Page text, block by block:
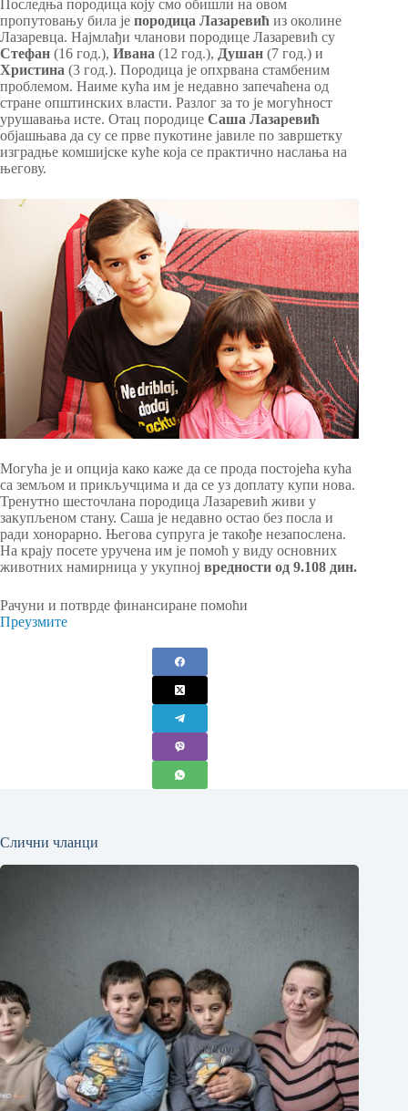
Последња породица коју смо обишли на овом
пропутовању била је породица Лазаревић из околине
Лазаревца. Најмлађи чланови породице Лазаревић су
Стефан (16 год.), Ивана (12 год.), Душан (7 год.) и
Христина (3 год.). Породица је опхрвана стамбеним
проблемом. Наиме кућа им је недавно запечаћена од
стране општинских власти. Разлог за то је могућност
урушавања исте. Отац породице Саша Лазаревић
објашњава да су се прве пукотине јавиле по завршетку
изградње комшијске куће која се практично наслања на
његову.
Могућа је и опција како каже да се прода постојећа кућа
са земљом и прикључцима и да се уз доплату купи нова.
Тренутно шесточлана породица Лазаревић живи у
закупљеном стану. Саша је недавно остао без посла и
ради хонорарно. Његова супруга је такође незапослена.
На крају посете уручена им је помоћ у виду основних
животних намирница у укупној вредности од 9.108 дин.
Рачуни и потврде финансиране помоћи
Преузмите
Слични чланци